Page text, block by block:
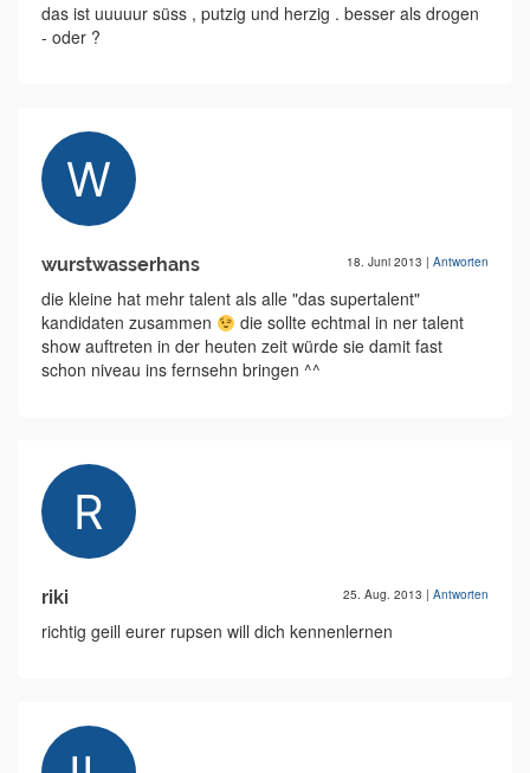
das ist uuuuur süss , putzig und herzig . besser als drogen
- oder ?
wurstwasserhans 18. Juni 2013 | Antworten
die kleine hat mehr talent als alle "das supertalent"
kandidaten zusammen
die sollte echtmal in ner talent
show auftreten in der heuten zeit würde sie damit fast
schon niveau ins fernsehn bringen ^^
riki 25. Aug. 2013 | Antworten
richtig geill eurer rupsen will dich kennenlernen